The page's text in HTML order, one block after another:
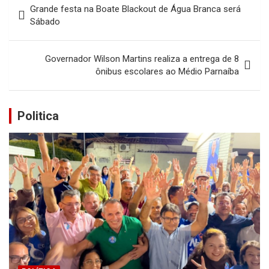
de
Post
Grande festa na Boate Blackout de Água Branca será
Sábado
Governador Wilson Martins realiza a entrega de 8
ônibus escolares ao Médio Parnaíba
Politica